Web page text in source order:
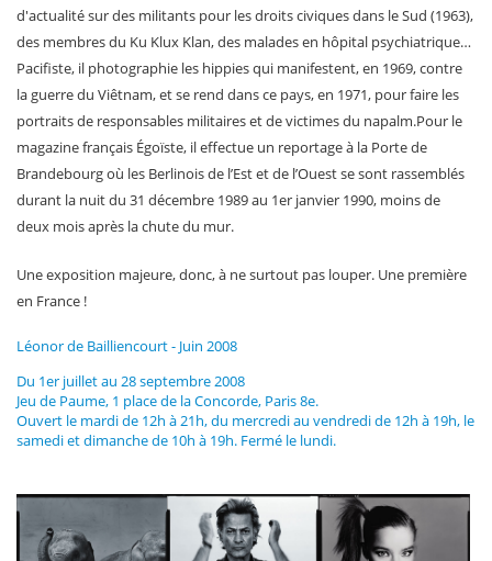
d'actualité sur des militants pour les droits civiques dans le Sud (1963),
des membres du Ku Klux Klan, des malades en hôpital psychiatrique…
Pacifiste, il photographie les hippies qui manifestent, en 1969, contre
la guerre du Viêtnam, et se rend dans ce pays, en 1971, pour faire les
portraits de responsables militaires et de victimes du napalm.Pour le
magazine français Égoïste, il effectue un reportage à la Porte de
Brandebourg où les Berlinois de l’Est et de l’Ouest se sont rassemblés
durant la nuit du 31 décembre 1989 au 1er janvier 1990, moins de
deux mois après la chute du mur.
Une exposition majeure, donc, à ne surtout pas louper. Une première
en France !
Léonor de Bailliencourt - Juin 2008
Du 1er juillet au 28 septembre 2008
Jeu de Paume, 1 place de la Concorde, Paris 8e.
Ouvert le mardi de 12h à 21h, du mercredi au vendredi de 12h à 19h, le
samedi et dimanche de 10h à 19h. Fermé le lundi.